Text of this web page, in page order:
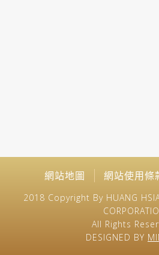
網站地圖 網站使用條
2018 Copyright By HUANG
All Rights
DESIGNED BY